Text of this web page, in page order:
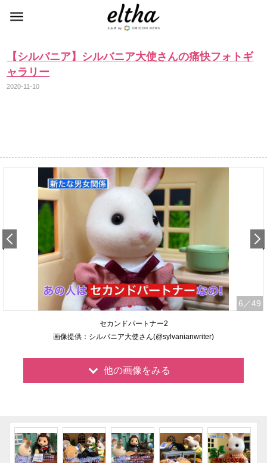
【シルバニア】シルバニア大使さんの痛快フォトギ
ャラリー
2020-11-10
6 ／49
セカンドパートナー2
画像提供：シルバニア大使さん(@sylvanianwriter)
他の画像をみる